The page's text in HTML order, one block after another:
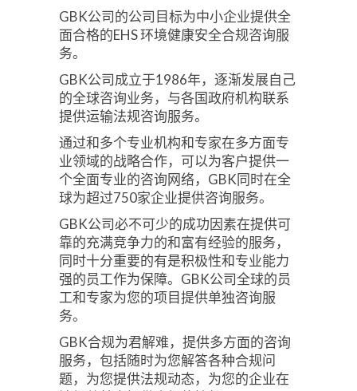
GBK公司的公司目标为中小企业提供全
面合格的EHS 环境健康安全合规咨询服
务。
GBK公司成立于1986年，逐渐发展自己
的全球咨询业务，与各国政府机构联系
提供运输法规咨询服务。
通过和多个专业机构和专家在多方面专
业领域的战略合作，可以为客户提供一
个全面专业的咨询网络，GBK同时在全
球为超过750家企业提供咨询服务。
GBK公司必不可少的成功因素在提供可
靠的充满竞争力的和富有经验的服务，
同时十分重要的有是积极性和专业能力
强的员工作为保障。GBK公司全球的员
工和专家为您的项目提供单独咨询服
务。
GBK合规为君解难，提供多方面的咨询
服务，包括随时为您解答各种合规问
题，为您提供法规动态，为您的企业在